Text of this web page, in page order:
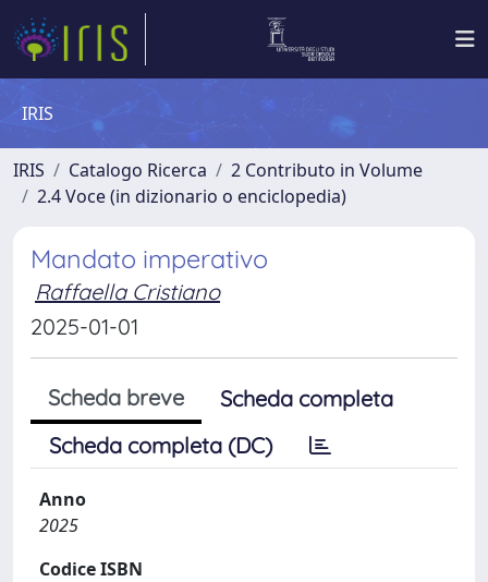
IRIS
IRIS Catalogo Ricerca
2 Contributo in Volume
2.4 Voce (in dizionario o enciclopedia)
Mandato imperativo
Raffaella Cristiano
2025-01-01
Scheda breve
Scheda completa
Scheda completa (DC)
Anno
2025
Codice ISBN